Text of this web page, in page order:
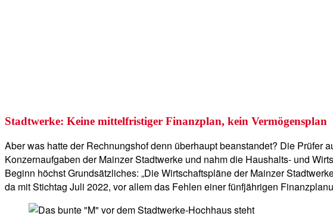
Stadtwerke: Keine mittelfristiger Finanzplan, kein Vermögensplan
Aber was hatte der Rechnungshof denn überhaupt beanstandet? Die Prüfer
Konzernaufgaben der Mainzer Stadtwerke und nahm die Haushalts- und
Beginn höchst Grundsätzliches: „Die Wirtschaftspläne der Mainzer
da mit Stichtag Juli 2022, vor allem das Fehlen einer fünfjährigen